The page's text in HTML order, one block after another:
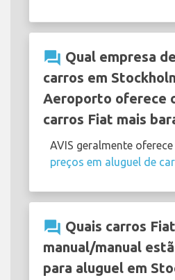
question_answer Qual empresa
carros em
Aeroporto oferece
carros Fiat mais
AVIS geralmente
preços em aluguel de
question_answer Quais carros
manual/manual
para aluguel em